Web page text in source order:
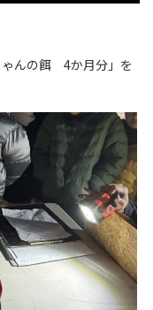
ゃんの餌 4か月分」を